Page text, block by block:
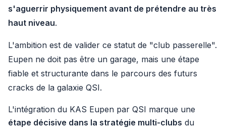
s'aguerrir physiquement avant de prétendre au très
haut niveau.
L'ambition est de valider ce statut de "club passerelle".
Eupen ne doit pas être un garage, mais une étape
fiable et structurante dans le parcours des futurs
cracks de la galaxie QSI.
L'intégration du KAS Eupen par QSI marque une
étape décisive dans la stratégie multi-clubs du